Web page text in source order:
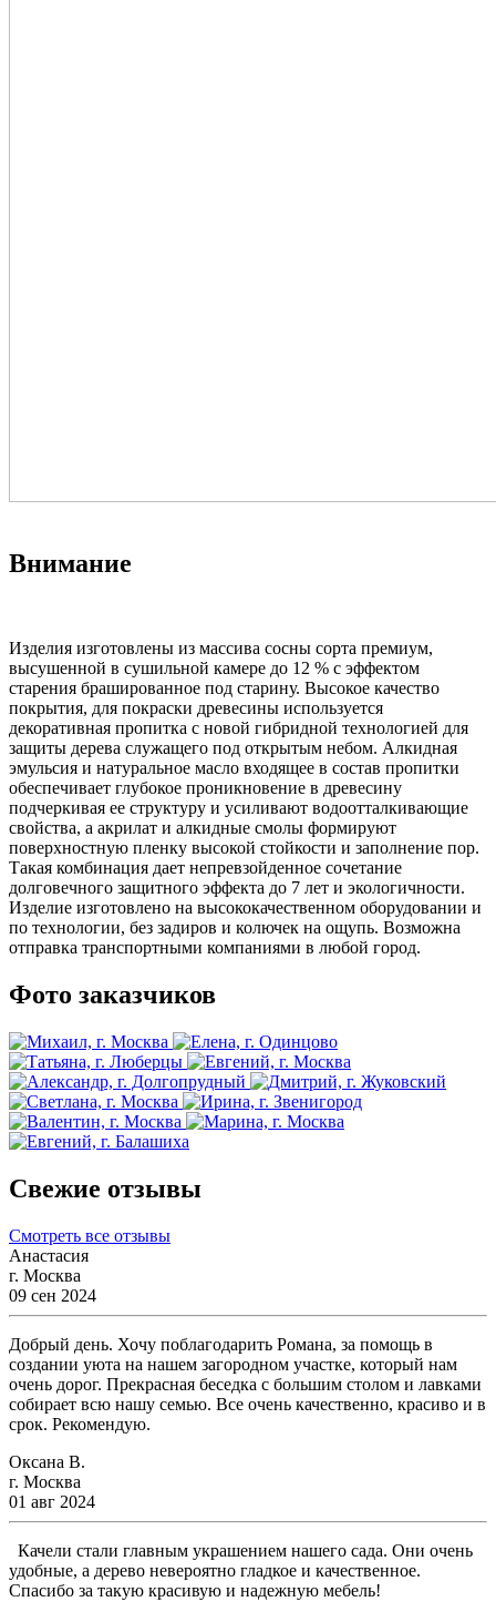
Внимание
Изделия изготовлены из массива сосны сорта премиум,
высушенной в сушильной камере до 12 % с эффектом
старения брашированное под старину. Высокое качество
покрытия, для покраски древесины используется
декоративная пропитка с новой гибридной технологией для
защиты дерева служащего под открытым небом. Алкидная
эмульсия и натуральное масло входящее в состав пропитки
обеспечивает глубокое проникновение в древесину
подчеркивая ее структуру и усиливают водоотталкивающие
свойства, а акрилат и алкидные смолы формируют
поверхностную пленку высокой стойкости и заполнение пор.
Такая комбинация дает непревзойденное сочетание
долговечного защитного эффекта до 7 лет и экологичности.
Изделие изготовлено на высококачественном оборудовании и
по технологии, без задиров и колючек на ощупь. Возможна
отправка транспортными компаниями в любой город.
Фото заказчиков
Свежие отзывы
Смотреть все отзывы
Анастасия
г. Москва
09 сен 2024
Добрый день. Хочу поблагодарить Романа, за помощь в
создании уюта на нашем загородном участке, который нам
очень дорог. Прекрасная беседка с большим столом и лавками
собирает всю нашу семью. Все очень качественно, красиво и в
срок. Рекомендую.
Оксана В.
г. Москва
01 авг 2024
Качели стали главным украшением нашего сада. Они очень
удобные, а дерево невероятно гладкое и качественное.
Спасибо за такую красивую и надежную мебель!